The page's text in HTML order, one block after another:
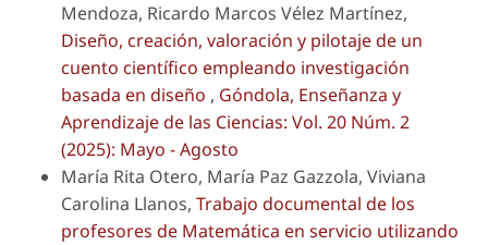
Mendoza, Ricardo Marcos Vélez Martínez,
Diseño, creación, valoración y pilotaje de un
cuento científico empleando investigación
basada en diseño , Góndola, Enseñanza y
Aprendizaje de las Ciencias: Vol. 20 Núm. 2
(2025): Mayo - Agosto
María Rita Otero, María Paz Gazzola, Viviana
Carolina Llanos, Trabajo documental de los
profesores de Matemática en servicio utilizando